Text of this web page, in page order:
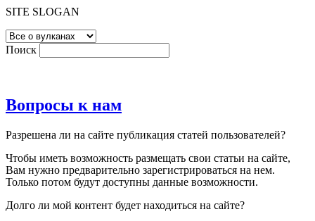
SITE SLOGAN
Поиск
Вопросы к нам
Разрешена ли на сайте публикация статей пользователей?
Чтобы иметь возможность размещать свои статьи на сайте,
Вам нужно предварительно зарегистрироваться на нем.
Только потом будут доступны данные возможности.
Долго ли мой контент будет находиться на сайте?